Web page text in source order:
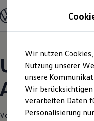
Hauptinhalt
springen
Footer
springen
Modelle und
Konfigurator
Modelle
Elektroautos
ENERGY
Nutzfahrzeuge
SUV und CUV
Familienautos
Kombis
Kompaktwagen
Sportwagen
Unsere
Angebote
Verantwortlich für die Inhalte
Wir nutzen
Nutzung unserer
unsere
Wir
verarbeiten Daten
Personalisierung